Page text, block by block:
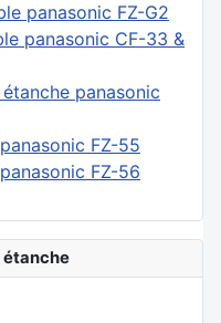
panasonic FZ-G2
panasonic CF-33 &
panasonic
FZ-55
FZ-56
étanche